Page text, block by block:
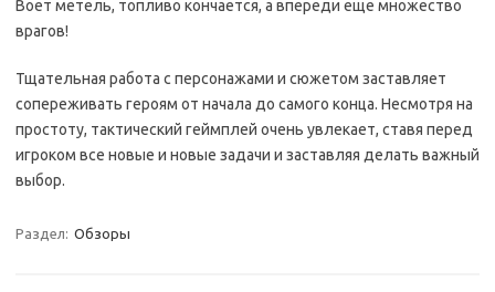
Воет метель, топливо кончается, а впереди еще множество
врагов!
Тщательная работа с персонажами и сюжетом заставляет
сопереживать героям от начала до самого конца. Несмотря на
простоту, тактический геймплей очень увлекает, ставя перед
игроком все новые и новые задачи и заставляя делать важный
выбор.
Раздел: Обзоры